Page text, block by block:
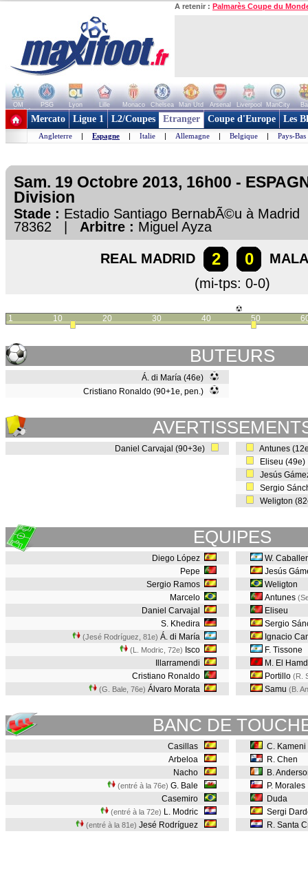
A retenir : Palmarès Coupe du
OM PSG Lyon Lille Monaco Chelsea Man Utd Arsenal Liverpool ManCity
+ de clubs
Mercato Ligue 1 L2/Coupes Etranger Coupe d'Europe Les
Angleterre | Espagne | Italie | Allemagne | Belgique | Pays-Bas
Sam. 19 Octobre 2013, 16h00 -
Division
Stade : Estadio Santiago BernabÃ©u à
78362 | Arbitre : Miguel Ayza
REAL MADRID 2 0
(mi-tps: 0-0)
1 10 20 30 40 50
BUTEURS
Á. di María (46e)
Cristiano Ronaldo (90+1e, pen.)
Daniel Carvajal (90+3e)
Antunes
Eliseu
Jesús
Sergio
Weligton
EQUIPES
Diego López
Pepe
Sergio Ramos
Marcelo
Daniel Carvajal
S. Khedira
(Jesé Rodríguez, 81e) Á. di María
(L. Modric, 72e) Isco
Illarramendi
Cristiano Ronaldo
(G. Bale, 76e) Álvaro Morata
W.
Jesús
Weligton
Antunes
Eliseu
Sergio
Ignacio
F. Tissone
M. El
Portillo (R.
Samu (B.
BANC DE
Casillas
Arbeloa
Nacho
(entré à la 76e) G. Bale
Casemiro
(entré à la 72e) L. Modric
(entré à la 81e) Jesé Rodríguez
C. Kameni
R. Chen
B.
P. Morales
Duda
Sergi
R. Santa